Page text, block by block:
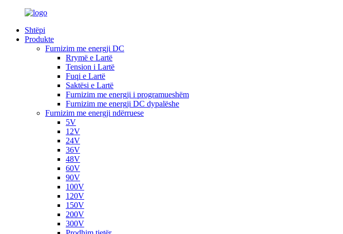
Shtëpi
Produkte
Furnizim me energji DC
Rrymë e Lartë
Tension i Lartë
Fuqi e Lartë
Saktësi e Lartë
Furnizim me energji i programueshëm
Furnizim me energji DC dypalëshe
Furnizim me energji ndërruese
5V
12V
24V
36V
48V
60V
90V
100V
120V
150V
200V
300V